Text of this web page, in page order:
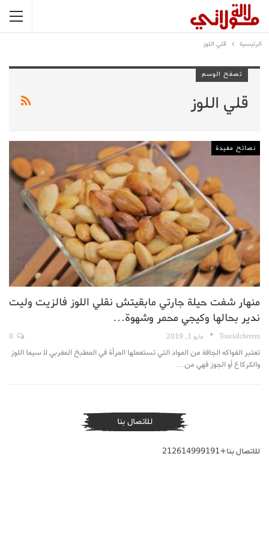
الرئيسية قلي اللوز
تصفح الوسم
قلي اللوز
نصائح مفيدة
منهار شفت حيلة جارتي مابقيتش نقلي اللوز فالزيت وليت
ندير بحالها وكيجي محمر وشهوة…
TouriaIcherem مايو 1, 2019
تعتبر الفواكه الجافة من المواد التي تستعملها المرأة في المطبخ المغربي لا سيما اللوز
والكركاع أو الجوز فهي من…
للاتصال بنا
للاتصال بنا+212614999191